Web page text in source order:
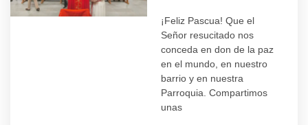
¡Feliz Pascua! Que el
Señor resucitado nos
conceda en don de la paz
en el mundo, en nuestro
barrio y en nuestra
Parroquia. Compartimos
unas